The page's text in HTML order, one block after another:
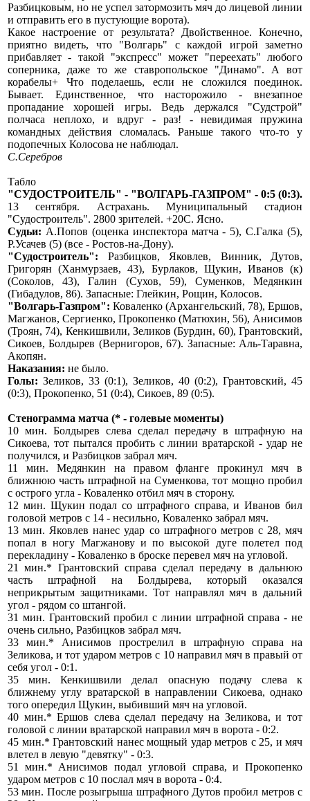
Разбицковым, но не успел затормозить мяч до лицевой линии
и отправить его в пустующие ворота).
Какое настроение от результата? Двойственное. Конечно,
приятно видеть, что "Волгарь" с каждой игрой заметно
прибавляет - такой "экспресс" может "переехать" любого
соперника, даже то же ставропольское "Динамо". А вот
корабелы+ Что поделаешь, если не сложился поединок.
Бывает. Единственное, что насторожило - внезапное
пропадание хорошей игры. Ведь держался "Судстрой"
полчаса неплохо, и вдруг - раз! - невидимая пружина
командных действия сломалась. Раньше такого что-то у
подопечных Колосова не наблюдал.
С.Серебров
Табло
"СУДОСТРОИТЕЛЬ" - "ВОЛГАРЬ-ГАЗПРОМ" - 0:5 (0:3).
13 сентября. Астрахань. Муниципальный стадион
"Судостроитель". 2800 зрителей. +20С. Ясно.
Судьи: А.Попов (оценка инспектора матча - 5), С.Галка (5),
Р.Усачев (5) (все - Ростов-на-Дону).
"Судостроитель": Разбицков, Яковлев, Винник, Дутов,
Григорян (Ханмурзаев, 43), Бурлаков, Щукин, Иванов (к)
(Соколов, 43), Галин (Сухов, 59), Суменков, Медянкин
(Гибадулов, 86). Запасные: Глейкин, Рощин, Колосов.
"Волгарь-Газпром": Коваленко (Архангельский, 78), Ершов,
Магжанов, Сергиенко, Прокопенко (Матюхин, 56), Анисимов
(Троян, 74), Кенкишвили, Зеликов (Бурдин, 60), Грантовский,
Сикоев, Болдырев (Вернигоров, 67). Запасные: Аль-Таравна,
Акопян.
Наказания: не было.
Голы: Зеликов, 33 (0:1), Зеликов, 40 (0:2), Грантовский, 45
(0:3), Прокопенко, 51 (0:4), Сикоев, 89 (0:5).
Стенограмма матча (* - голевые моменты)
10 мин. Болдырев слева сделал передачу в штрафную на
Сикоева, тот пытался пробить с линии вратарской - удар не
получился, и Разбицков забрал мяч.
11 мин. Медянкин на правом фланге прокинул мяч в
ближнюю часть штрафной на Суменкова, тот мощно пробил
с острого угла - Коваленко отбил мяч в сторону.
12 мин. Щукин подал со штрафного справа, и Иванов бил
головой метров с 14 - несильно, Коваленко забрал мяч.
13 мин. Яковлев нанес удар со штрафного метров с 28, мяч
попал в ногу Магжанову и по высокой дуге полетел под
перекладину - Коваленко в броске перевел мяч на угловой.
21 мин.* Грантовский справа сделал передачу в дальнюю
часть штрафной на Болдырева, который оказался
неприкрытым защитниками. Тот направлял мяч в дальний
угол - рядом со штангой.
31 мин. Грантовский пробил с линии штрафной справа - не
очень сильно, Разбицков забрал мяч.
33 мин.* Анисимов прострелил в штрафную справа на
Зеликова, и тот ударом метров с 10 направил мяч в правый от
себя угол - 0:1.
35 мин. Кенкишвили делал опасную подачу слева к
ближнему углу вратарской в направлении Сикоева, однако
того опередил Щукин, выбивший мяч на угловой.
40 мин.* Ершов слева сделал передачу на Зеликова, и тот
головой с линии вратарской направил мяч в ворота - 0:2.
45 мин.* Грантовский нанес мощный удар метров с 25, и мяч
влетел в левую "девятку" - 0:3.
51 мин.* Анисимов подал угловой справа, и Прокопенко
ударом метров с 10 послал мяч в ворота - 0:4.
53 мин. После розыгрыша штрафного Дутов пробил метров с